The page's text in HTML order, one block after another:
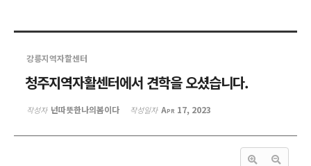
강릉지역자할센터
청주지역자활센터에서 견학을 오셨습니다.
작성자 넌따뜻한나의봄이다 작성일자 Apr 17, 2023